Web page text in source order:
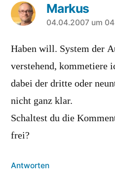
Markus
sagt:
04.04.2007 um
Haben will. System der
verstehend, kommetiere
dabei der dritte oder
nicht ganz klar.
Schaltest du die
frei?
Antworten